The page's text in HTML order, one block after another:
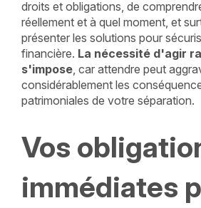
droits et obligations, de
réellement et à quel moment, et
présenter les solutions pour
financière. La nécessité d'agir
s'impose, car attendre peut
considérablement les
patrimoniales de votre séparation.
Vos
immédiates